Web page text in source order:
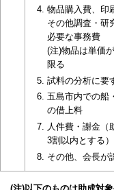
物品購入費、印
その他調査・研
必要な事務費
(注)物品は単価
限る
試料の分析に要
五島市内での船
の借上料
人件費・謝金（
3割以内とする）
その他、会長が